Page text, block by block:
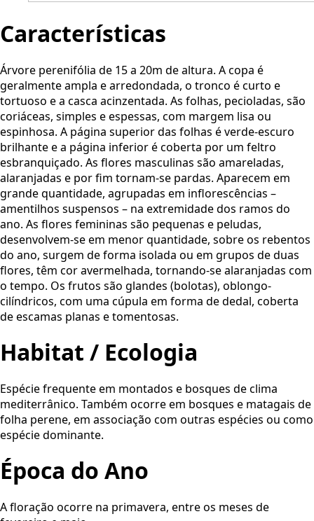
Características
Árvore perenifólia de 15 a 20m de altura. A copa é
geralmente ampla e arredondada, o tronco é curto e
tortuoso e a casca acinzentada. As folhas, pecioladas, são
coriáceas, simples e espessas, com margem lisa ou
espinhosa. A página superior das folhas é verde-escuro
brilhante e a página inferior é coberta por um feltro
esbranquiçado. As flores masculinas são amareladas,
alaranjadas e por fim tornam-se pardas. Aparecem em
grande quantidade, agrupadas em inflorescências –
amentilhos suspensos – na extremidade dos ramos do
ano. As flores femininas são pequenas e peludas,
desenvolvem-se em menor quantidade, sobre os rebentos
do ano, surgem de forma isolada ou em grupos de duas
flores, têm cor avermelhada, tornando-se alaranjadas com
o tempo. Os frutos são glandes (bolotas), oblongo-
cilíndricos, com uma cúpula em forma de dedal, coberta
de escamas planas e tomentosas.
Habitat / Ecologia
Espécie frequente em montados e bosques de clima
mediterrânico. Também ocorre em bosques e matagais de
folha perene, em associação com outras espécies ou como
espécie dominante.
Época do Ano
A floração ocorre na primavera, entre os meses de